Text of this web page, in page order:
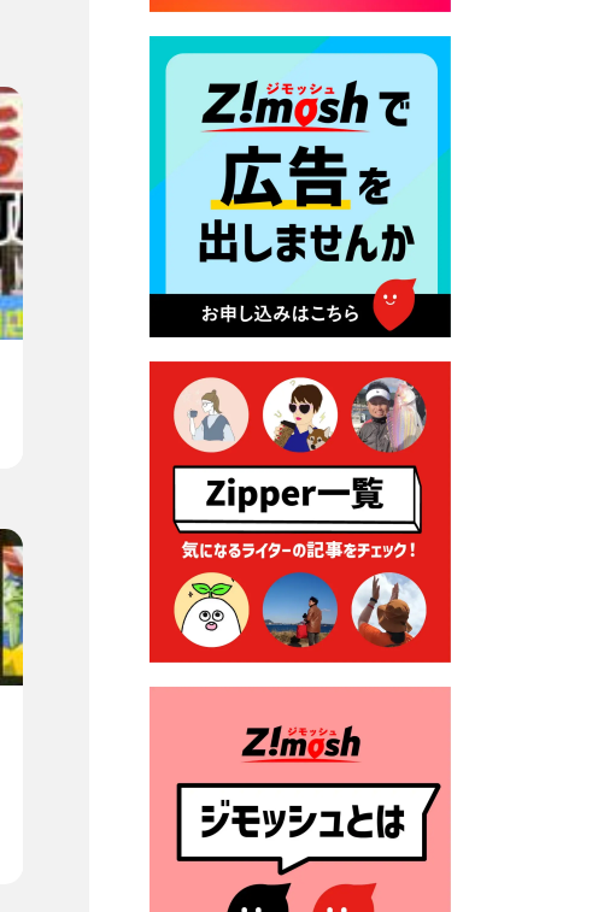
2026年7月21日 卜仙の郷 お
盆期間の営業時間のお知らせ
2026年7月17日 バス経路検索
のご利用案内
2026年7月10日 台湾伝統音楽
団体 「北埔八音団・楽善軒」
公演開催のお知らせ
ンディング型ふるさと納税の
実施について
2026年7月9日 農地法等に係
る各種申請に係る登記事項証
明書の添付省略について
2026年7月9日 廃食用油の回
収
2026年7月7日 「おゆずりコ
ーナー」について
2026年7月1日 豊前市民プール
一般開放
（令和８年４月１日施行）
格改定
2026年6月23日 公告一覧（市
内業者対象）を更新しまし